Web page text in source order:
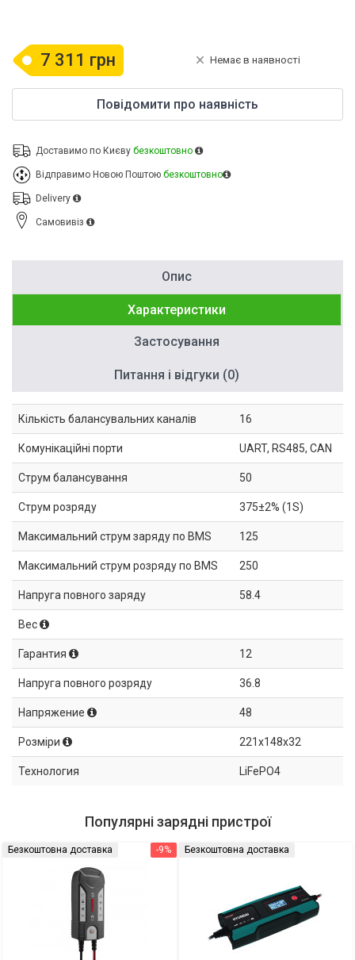
7 311 грн Немає в наявності
Повідомити про наявність
Доставимо по Києву безкоштовно
Відправимо Новою Поштою безкоштовно
Delivery
Cамовивіз
Опис
Характеристики
Застосування
Питання і відгуки (0)
Кількість балансувальних каналів 16
Комунікаційні порти UART, RS485, CAN
Струм балансування 50
Струм розряду 375±2% (1S)
Максимальний струм заряду по BMS 125
Максимальний струм розряду по BMS 250
Напруга повного заряду 58.4
Вес
Гарантия 12
Напруга повного розряду 36.8
Напряжение 48
Розміри 221x148x32
Технология LiFePO4
Популярні зарядні пристрої
-9%
Безкоштовна доставка Безкоштовна доставка